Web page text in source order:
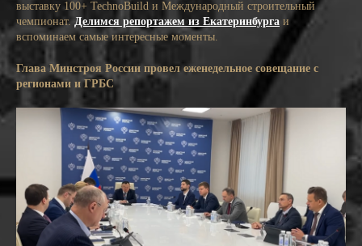
выставку 100+ TechnoBuild и Международный строительный
чемпионат. Делимся репортажем из Екатеринбурга и
вспоминаем самые интересные моменты.
Глава Минстроя России провел еженедельное совещание с
регионами и ГРБС